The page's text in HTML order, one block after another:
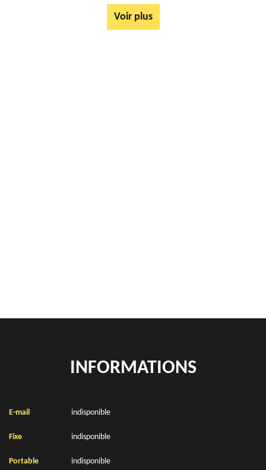
Voir plus
INFORMATIONS
E-mail indisponible
Fixe indisponible
Portable indisponible